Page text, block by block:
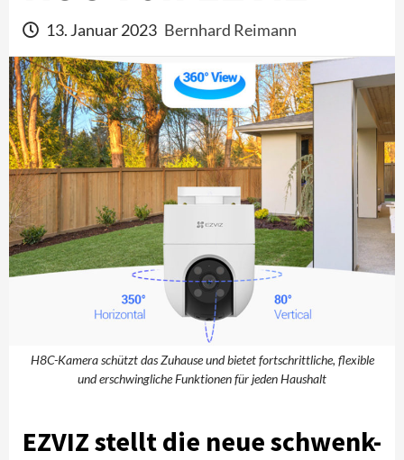
13. Januar 2023 Bernhard Reimann
H8C-Kamera schützt das Zuhause und bietet fortschrittliche, flexible
und erschwingliche Funktionen für jeden Haushalt
EZVIZ stellt die neue schwenk-